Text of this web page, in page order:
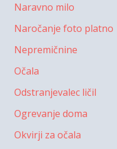
Naravno milo
Naročanje foto platno
Nepremičnine
Očala
Odstranjevalec ličil
Ogrevanje doma
Okvirji za očala